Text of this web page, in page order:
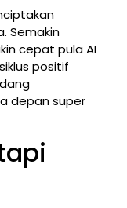
Semakin
cepat pula AI
positif
depan super